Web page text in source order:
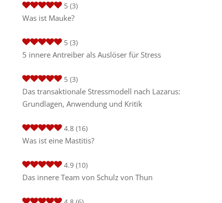
5 (3)
Was ist Mauke?
5 (3)
5 innere Antreiber als Auslöser für Stress
5 (3)
Das transaktionale Stressmodell nach Lazarus:
Grundlagen, Anwendung und Kritik
4.8 (16)
Was ist eine Mastitis?
4.9 (10)
Das innere Team von Schulz von Thun